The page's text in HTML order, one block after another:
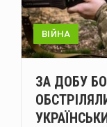
ВІЙНА
ЗА ДОБУ